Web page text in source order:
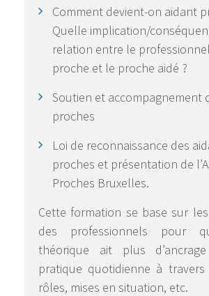
Comment devient-on aidant
Quelle implication/
relation entre le
proche et le proche aidé ?
Soutien et accompagnement
proches
Loi de reconnaissance des
proches et présentation de
Proches Bruxelles.
Cette formation se base sur
des professionnels pour
théorique ait plus
pratique quotidienne à
rôles, mises en situation, etc.